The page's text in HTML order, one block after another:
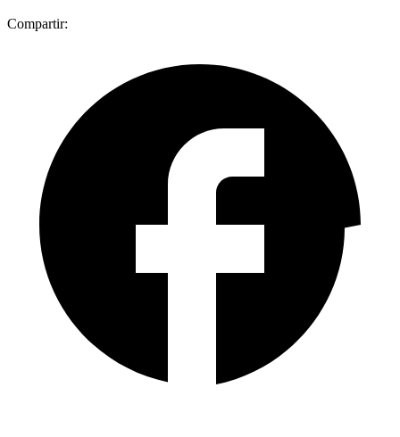
Compartir: